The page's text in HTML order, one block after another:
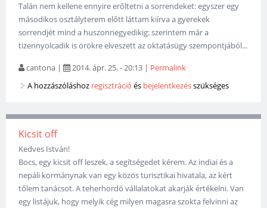
Talán nem kellene ennyire erőltetni a sorrendeket: egyszer egy
másodikos osztályterem előtt láttam kiírva a gyerekek
sorrendjét mind a huszonnegyedikig: szerintem már a
tizennyolcadik is örökre elveszett az oktatásügy szempontjából...
cantona | 2014. ápr. 25. - 20:13 | Permalink
A hozzászóláshoz regisztráció és bejelentkezésszükséges
Kicsit off
Kedves István!
Bocs, egy kicsit off leszek, a segítségedet kérem. Az indiai és a
nepáli kormánynak van egy közös turisztikai hivatala, az kért
tőlem tanácsot. A teherhordó vállalatokat akarják értékelni. Van
egy listájuk, hogy melyik cég milyen magasra szokta felvinni az